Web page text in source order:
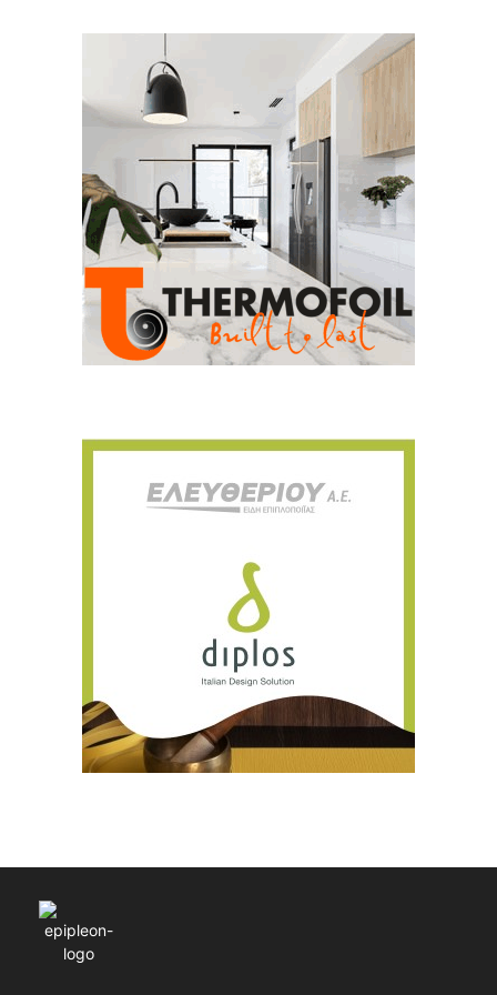
Για να μαθαίνετε πρώτοι τα νέα και όλες
τις τάσεις του κλάδου, εγγραφείτε στο
newsletter μας!
Email
Γράψτε εδώ το email σας
ΕΓΓΡΑΦΉ